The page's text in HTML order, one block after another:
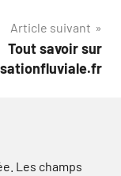
Article suivant
Tout savoir sur
Les champs